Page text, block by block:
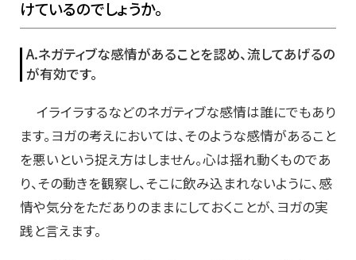
けているのでしょうか。
A.ネガティブな感情があることを認め、流してあげるの
が有効です。
イライラするなどのネガティブな感情は誰にでもあり
ます。ヨガの考えにおいては、そのような感情があること
を悪いという捉え方はしません。心は揺れ動くものであ
り、その動きを観察し、そこに飲み込まれないように、感
情や気分をただありのままにしておくことが、ヨガの実
践と言えます。